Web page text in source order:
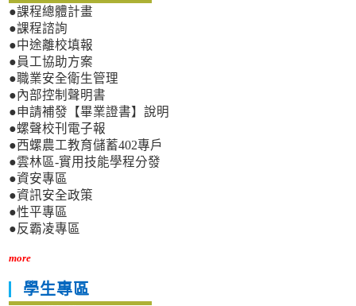
●課程總體計畫
●課程諮詢
●中途離校填報
●員工協助方案
●職業安全衛生管理
●內部控制聲明書
●申請補發【畢業證書】說明
●螺聲校刊電子報
●西螺農工教育儲蓄402專戶
●雲林區-實用技能學程分發
●資安專區
●資訊安全政策
●性平專區
●反霸凌專區
more
學生專區